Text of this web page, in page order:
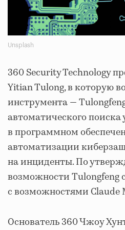
Unsplash
360 Security Technology
Yitian Tulong, в которую
инструмента —
автоматического поиска
в программном
автоматизации
на инциденты. По
возможности Tulongfeng
с возможностями Claude
Основатель 360 Чжоу